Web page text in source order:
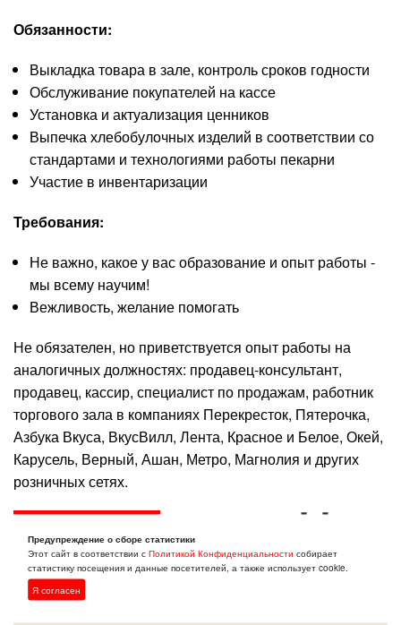
Обязанности:
Выкладка товара в зале, контроль сроков годности
Обслуживание покупателей на кассе
Установка и актуализация ценников
Выпечка хлебобулочных изделий в соответствии со
стандартами и технологиями работы пекарни
Участие в инвентаризации
Требования:
Не важно, какое у вас образование и опыт работы -
мы всему научим!
Вежливость, желание помогать
Не обязателен, но приветствуется опыт работы на
аналогичных должностях: продавец-консультант,
продавец, кассир, специалист по продажам, работник
торгового зала в компаниях Перекресток, Пятерочка,
Азбука Вкуса, ВкусВилл, Лента, Красное и Белое, Окей,
Карусель, Верный, Ашан, Метро, Магнолия и других
розничных сетях.
Откликнуться
Предупреждение о сборе статистики
Этот сайт в соответствии сПолитикой Конфиденциальности собирает
статистику посещения и данные посетителей, а также использует cookie.
Я согласен